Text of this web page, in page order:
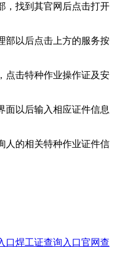
，找到其官网后点击打开
部以后点击上方的服务按
点击特种作业操作证及安
面以后输入相应证件信息
人的相关特种作业证件信
口焊工证查询入口官网查